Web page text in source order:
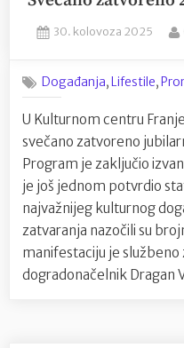
Posted
30. kolovoza 2025
Događanja, Lifestile,
U Kulturnom centru
svečano zatvoreno
Program je zaključio
je još jednom potvrdio
najvažnijeg kulturnog
zatvaranja nazočili su
manifestaciju je službeno
dogradonačelnik Dragan